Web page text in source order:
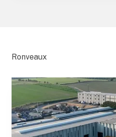
Ronveaux